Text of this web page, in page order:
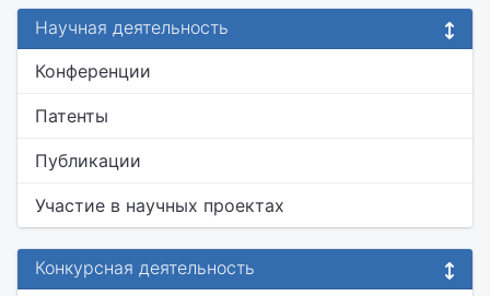
Научная деятельность
Конференции
Патенты
Публикации
Участие в научных проектах
Конкурсная деятельность